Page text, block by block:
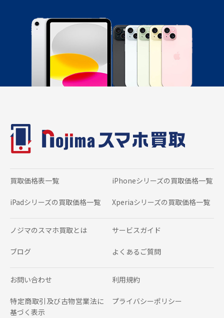
買取価格表一覧 iPhoneシリーズの 買取価格一覧
iPadシリーズの 買取価格一覧 Xperiaシリーズの 買取価格一覧
ノジマのスマホ買取とは サービスガイド
ブログ よくあるご質問
お問い合わせ 利用規約
特定商取引及び古物営業法に
基づく表示
プライバシーポリシー